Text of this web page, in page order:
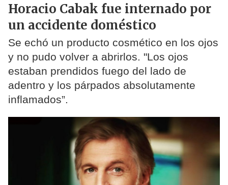
Horacio Cabak fue internado por
un accidente doméstico
Se echó un producto cosmético en los ojos
y no pudo volver a abrirlos. "Los ojos
estaban prendidos fuego del lado de
adentro y los párpados absolutamente
inflamados”.